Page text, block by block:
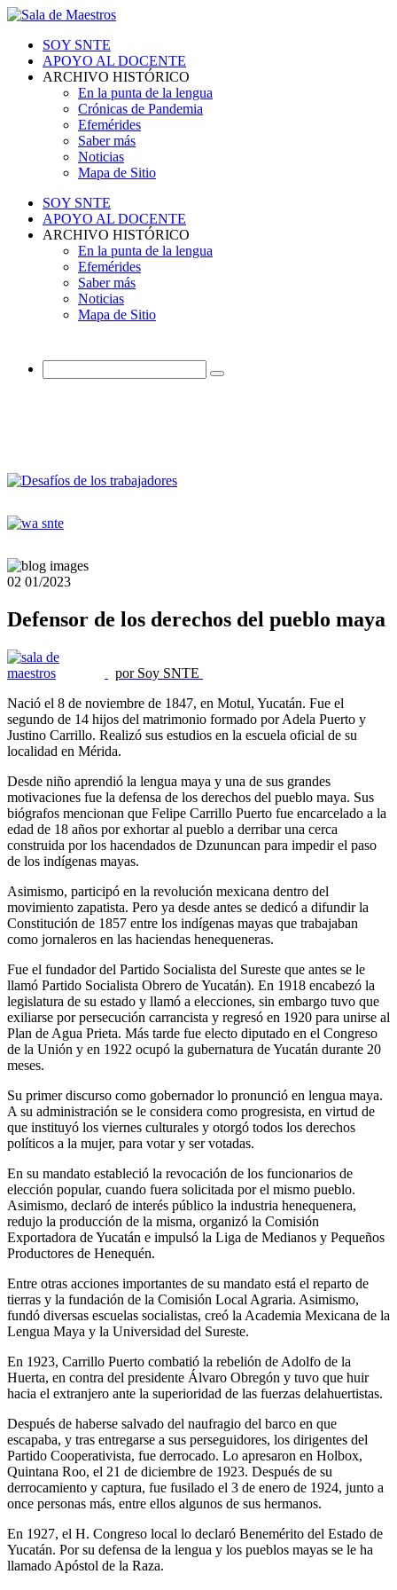
SOY SNTE
APOYO AL DOCENTE
ARCHIVO HISTÓRICO
En la punta de la lengua
Crónicas de Pandemia
Efemérides
Saber más
Noticias
Mapa de Sitio
SOY SNTE
APOYO AL DOCENTE
ARCHIVO HISTÓRICO
En la punta de la lengua
Efemérides
Saber más
Noticias
Mapa de Sitio
02 01/2023
Defensor de los derechos del pueblo maya
por Soy SNTE
Nació el 8 de noviembre de 1847, en Motul, Yucatán. Fue el
segundo de 14 hijos del matrimonio formado por Adela Puerto y
Justino Carrillo. Realizó sus estudios en la escuela oficial de su
localidad en Mérida.
Desde niño aprendió la lengua maya y una de sus grandes
motivaciones fue la defensa de los derechos del pueblo maya. Sus
biógrafos mencionan que Felipe Carrillo Puerto fue encarcelado a la
edad de 18 años por exhortar al pueblo a derribar una cerca
construida por los hacendados de Dzununcan para impedir el paso
de los indígenas mayas.
Asimismo, participó en la revolución mexicana dentro del
movimiento zapatista. Pero ya desde antes se dedicó a difundir la
Constitución de 1857 entre los indígenas mayas que trabajaban
como jornaleros en las haciendas henequeneras.
Fue el fundador del Partido Socialista del Sureste que antes se le
llamó Partido Socialista Obrero de Yucatán). En 1918 encabezó la
legislatura de su estado y llamó a elecciones, sin embargo tuvo que
exiliarse por persecución carrancista y regresó en 1920 para unirse al
Plan de Agua Prieta. Más tarde fue electo diputado en el Congreso
de la Unión y en 1922 ocupó la gubernatura de Yucatán durante 20
meses.
Su primer discurso como gobernador lo pronunció en lengua maya.
A su administración se le considera como progresista, en virtud de
que instituyó los viernes culturales y otorgó todos los derechos
políticos a la mujer, para votar y ser votadas.
En su mandato estableció la revocación de los funcionarios de
elección popular, cuando fuera solicitada por el mismo pueblo.
Asimismo, declaró de interés público la industria henequenera,
redujo la producción de la misma, organizó la Comisión
Exportadora de Yucatán e impulsó la Liga de Medianos y Pequeños
Productores de Henequén.
Entre otras acciones importantes de su mandato está el reparto de
tierras y la fundación de la Comisión Local Agraria. Asimismo,
fundó diversas escuelas socialistas, creó la Academia Mexicana de la
Lengua Maya y la Universidad del Sureste.
En 1923, Carrillo Puerto combatió la rebelión de Adolfo de la
Huerta, en contra del presidente Álvaro Obregón y tuvo que huir
hacia el extranjero ante la superioridad de las fuerzas delahuertistas.
Después de haberse salvado del naufragio del barco en que
escapaba, y tras entregarse a sus perseguidores, los dirigentes del
Partido Cooperativista, fue derrocado. Lo apresaron en Holbox,
Quintana Roo, el 21 de diciembre de 1923. Después de su
derrocamiento y captura, fue fusilado el 3 de enero de 1924, junto a
once personas más, entre ellos algunos de sus hermanos.
En 1927, el H. Congreso local lo declaró Benemérito del Estado de
Yucatán. Por su defensa de la lengua y los pueblos mayas se le ha
llamado Apóstol de la Raza.